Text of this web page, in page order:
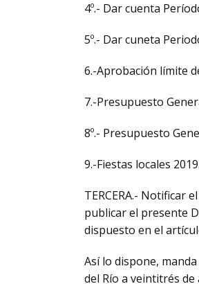
4º.- Dar cuenta
5º.- Dar cuneta
6.-Aprobación límite
7.-Presupuesto
8º.- Presupuesto
9.-Fiestas locales 2019.
TERCERA.- Notificar
publicar el presente
dispuesto en el
Así lo dispone,
del Río a veintitrés